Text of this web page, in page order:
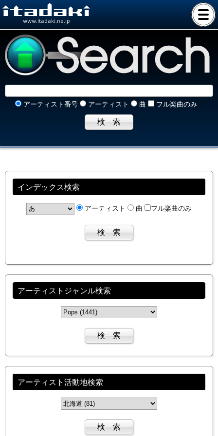
www.itadaki.ne.jp
アーティスト番号 アーティスト 曲 フル楽曲のみ
インデックス検索
アーティスト 曲 フル楽曲のみ
アーティストジャンル検索
アーティスト活動地検索